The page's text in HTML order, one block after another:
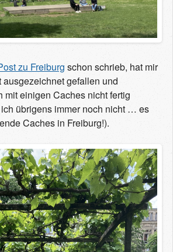
zu Freiburg schon schrieb, hat mir
gefallen und
mit einigen Caches nicht fertig
übrigens immer noch nicht … es
Caches in Freiburg!).